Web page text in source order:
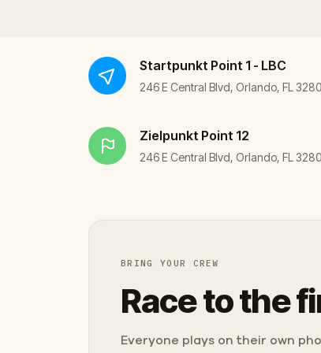
Startpunkt Point 1 - LBC
246 E Central Blvd, Orlando, FL
Zielpunkt Point 12
246 E Central Blvd, Orlando, FL
BRING YOUR CREW
Race to the
Everyone plays on their own